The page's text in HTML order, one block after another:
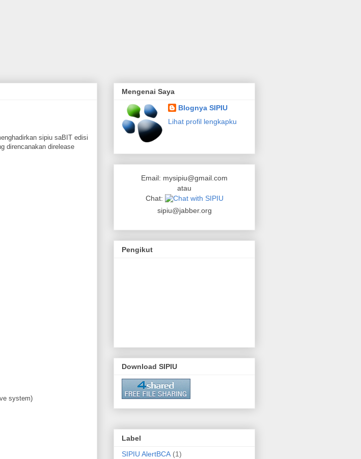
sipiu saBIT edisi
direncanakan direlease
system)
Mengenai Saya
Blognya SIPIU
Lihat profil lengkapku
Email: mysipiu@gmail.com
atau
Chat:
sipiu@jabber.org
Pengikut
Download SIPIU
Label
SIPIU AlertBCA (1)